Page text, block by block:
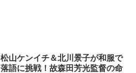
松山ケンイチ＆北川景子が和服で
落語に挑戦！故森田芳光監督の命